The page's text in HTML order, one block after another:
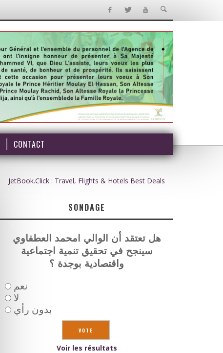
CONTACT
JetBook.Click : Travel, Flights & Hotels Best Deals
SONDAGE
هل تعتقد أن الوالي امحمد العطفاوي
سينجح في تحقيق تنمية اجتماعية
واقتصادية بوجدة ؟
نعم
لا
بدون رأي
Voir les résultats